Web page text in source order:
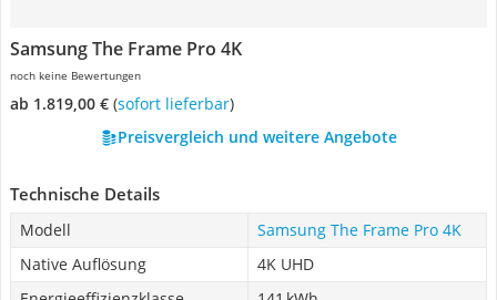
Samsung The Frame Pro 4K
noch keine Bewertungen
ab 1.819,00 € ( Sofort lieferbar)
Preisvergleich und weitere Angebote
Technische Details
Modell
Samsung The Frame Pro 4K
Native Auflösung
4K UHD